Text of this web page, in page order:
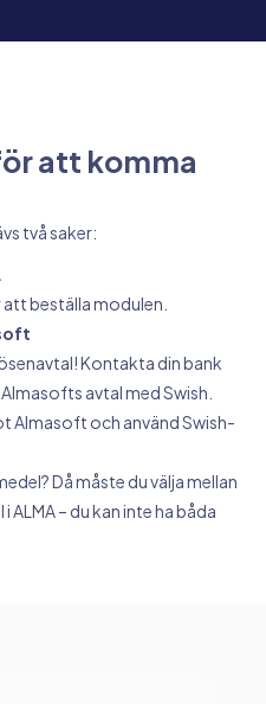
att komma
två saker:
beställa modulen.
Kontakta din bank
avtal med Swish.
Almasoft och använd Swish-
Då måste du välja mellan
– du kan inte ha båda